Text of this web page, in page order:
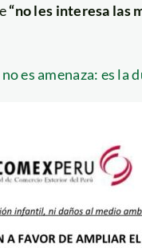
“no les interesa las
es amenaza: es la